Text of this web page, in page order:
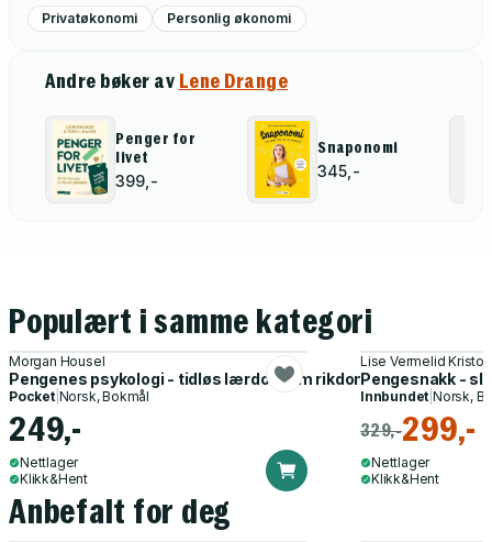
Privatøkonomi Personlig økonomi
Andre bøker av Lene Drange
Penger for
livet
399,-
Snaponomi
345,-
Populært i samme kategori
Morgan Housel
Pengenes psykologi - tidløs lærdom om rikdom, grådighet og
Pocket| Norsk, Bokmål
249,-
Nettlager
Klikk&Hent
Lise Vermelid
Pengesnakk -
Innbundet Norsk,
329,-299,-
Nettlager
Klikk&Hent
Anbefalt for deg